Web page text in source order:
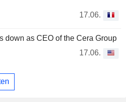
17.06.
down as CEO of the Cera Group
17.06.